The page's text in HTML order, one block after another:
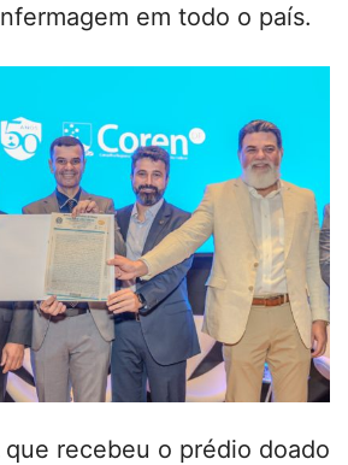
em todo o país.
que recebeu o prédio doado